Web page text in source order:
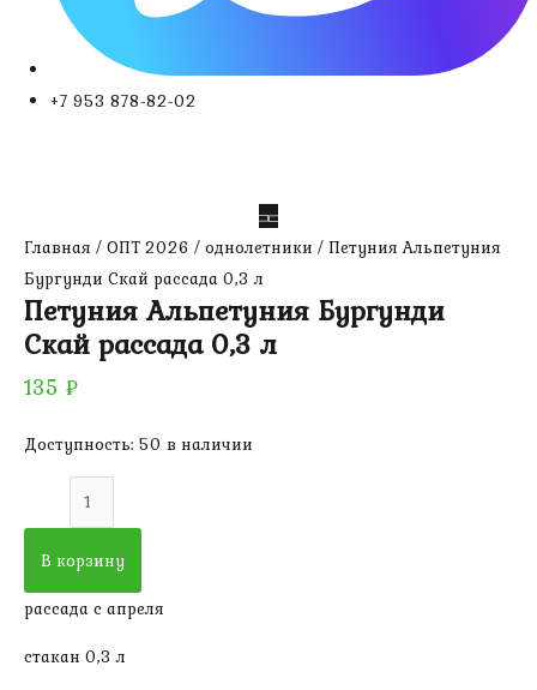
+7 953 878-82-02
Главная / ОПТ 2026 / однолетники / Петуния Альпетуния
Бургунди Скай рассада 0,3 л
Петуния Альпетуния Бургунди
Скай рассада 0,3 л
135 ₽
Доступность: 50 в наличии
Количество
товара
Петуния
Бургунди
В корзину
рассада с апреля
стакан 0,3 л